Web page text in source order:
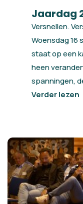
Jaardag
Versnellen.
Woensdag 16
staat op een
heen
spanningen,
Verder lezen